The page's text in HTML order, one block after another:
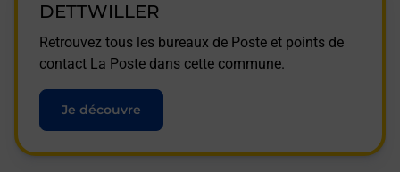
DETTWILLER
Retrouvez tous les bureaux de Poste et points de
contact La Poste dans cette commune.
Je découvre